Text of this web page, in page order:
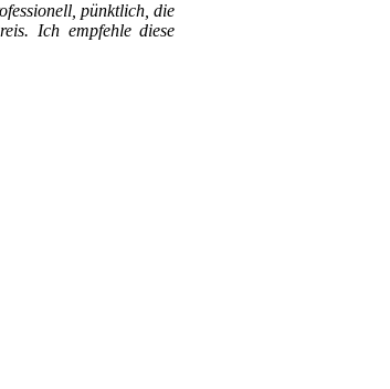
pünktlich, die
Ich empfehle diese